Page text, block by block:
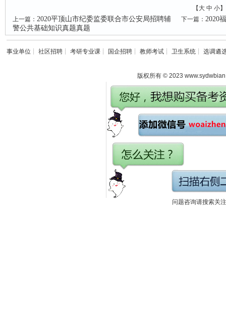
【 大 中 小
上一篇： 2020平顶山市纪委监委联合市公安局招聘辅
警公共基础知识真题真题
下一篇： 2020
事业单位 ┊ 社区招聘 ┊ 考研专业课 ┊ 国企招聘 ┊ 教师考试 ┊ 卫生系统 ┊ 选调遴
版权所有 © 2023
问题咨询请搜索关